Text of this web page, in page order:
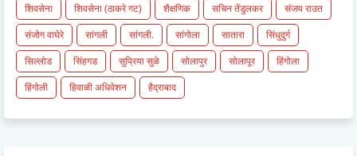
शिवसेना
शिवसेना (ठाकरे गट) शैक्षणिक सचिन तेंडुलकर
संजय राउत
संजोग वाघेरे
सांगली सांगली. सांगोला सातारा
सिंधुदुर्ग
सिल्लोड
सिंहगड सुप्रिया सुळे सोलापुर सोलापूर
हिंगोला
हिंगोली
हिवाळी अधिवेशन हैद्राबाद